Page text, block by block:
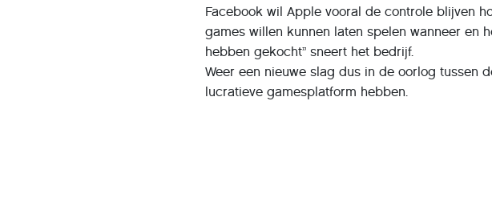
Facebook wil Apple vooral de controle blijven
games willen kunnen laten spelen wanneer en
hebben gekocht” sneert het bedrijf.
Weer een nieuwe slag dus in de oorlog tussen
lucratieve gamesplatform hebben.